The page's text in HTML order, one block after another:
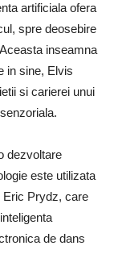
artificiala ofera
spre deosebire
inseamna
in sine, Elvis
si carierei unui
dezvoltare
este utilizata
Eric Prydz, care
de dans